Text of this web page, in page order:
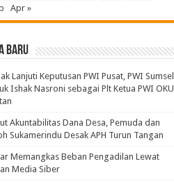
Apr »
BARU
Lanjuti Keputusan PWI Pusat, PWI Sumsel
Ishak Nasroni sebagai Plt Ketua PWI OKU
Akuntabilitas Dana Desa, Pemuda dan
Sukamerindu Desak APH Turun Tangan
Memangkas Beban Pengadilan Lewat
Media Siber